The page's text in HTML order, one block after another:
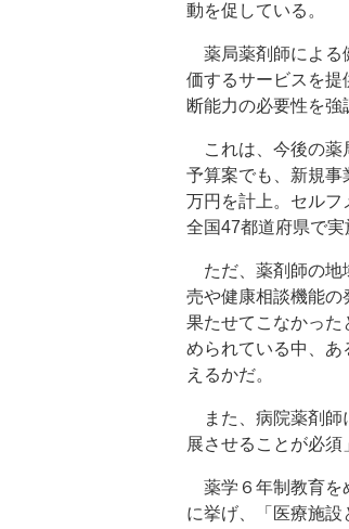
動を促している。
薬局薬剤師による
価するサービスを提
断能力の必要性を強
これは、今後の薬
予算案でも、新規事
万円を計上。セルフ
全国47都道府県で実
ただ、薬剤師の地
売や健康相談機能の
果たせてこなかった
められている中、あ
えるかだ。
また、病院薬剤師
展させることが必須
薬学６年制教育を
に挙げ、「医療施